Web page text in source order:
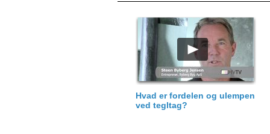
Hvad er fordelen og ulempen
ved tegltag?